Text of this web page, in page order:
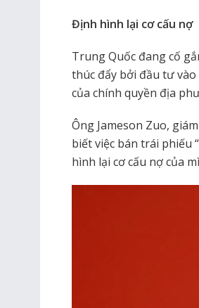
Định hình lại cơ cấu nợ
Trung Quốc đang cố
thúc đẩy bởi đầu tư
của chính quyền địa
Ông Jameson Zuo,
biết việc bán trái phiếu
hình lại cơ cấu nợ của